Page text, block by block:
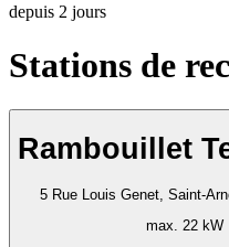
depuis 2 jours
Stations de
Rambouillet
5 Rue Louis Genet, Saint-
max. 22 kW